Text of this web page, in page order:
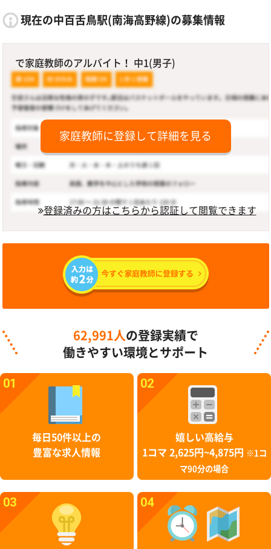
現在の中百舌鳥駅(南海高野線)の募集情報
で家庭教師のアルバイト！ 中1(男子)
家庭教師に登録して詳細を見る
登録済みの方はこちらから認証して閲覧できます
62,991人 の登録実績で
働きやすい環境とサポート
01
毎日50件以上の
豊富な求人情報
02
嬉しい高給与
1コマ 2,625円~4,875円
※1コ
マ90分の場合
03 04